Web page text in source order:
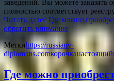
заведений. Вы можете заказать
полностью соответствует
Читать далее Где можно
обратить внимание
Меткиhttps://russiany-
diplomans.comкорочканастоящий
Где можно